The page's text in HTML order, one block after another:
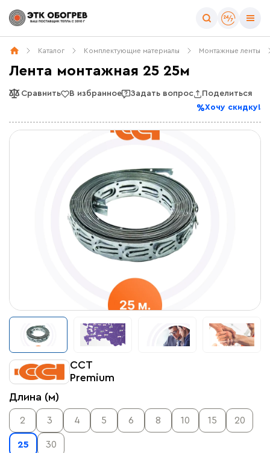
Каталог Комплектующие материалы Монтажные ленты
Лента монтажная 25 25м
Сравнить В избранное Задать вопрос
Поделиться
Хочу скидку!
ССТ
Premium
Длина (м)
2 3 4 5 6 8 10 15 20
25 30